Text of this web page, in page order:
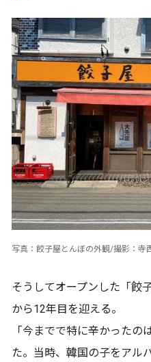
写真：餃子屋とんぼの外観/撮影：寺
そうしてオープンした「餃
から12年目を迎える。
「今までで特に辛かったの
た。当時、韓国の子をアル